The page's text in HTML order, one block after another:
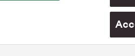
bullar. Låt jäsa ytterligare i 30
Grädda ca 8 minuter i 240 °C.